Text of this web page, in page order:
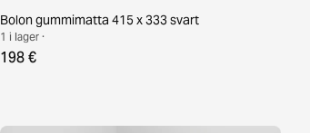
Bolon gummimatta 415 x 333 svart
1 i lager ·
198 €